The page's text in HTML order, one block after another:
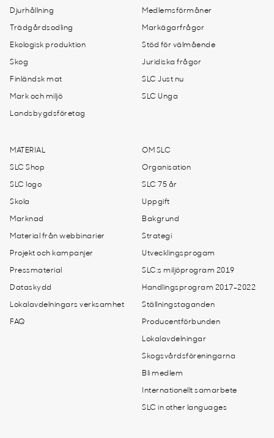
Djurhållning
Trädgårdsodling
Ekologisk produktion
Skog
Finländsk mat
Mark och miljö
Landsbygdsföretag
Medlemsförmåner
Markägarfrågor
Stöd för välmående
Juridiska frågor
SLC Just nu
SLC Unga
MATERIAL
SLC Shop
SLC logo
Skola
Marknad
Material från webbinarier
Projekt och kampanjer
Pressmaterial
Dataskydd
Lokalavdelningars verksamhet
FAQ
OM SLC
Organisation
SLC 75 år
Uppgift
Bakgrund
Strategi
Utvecklingsprogam
SLC:s miljöprogram 2019
Handlingsprogram 2017-2022
Ställningstaganden
Producentförbunden
Lokalavdelningar
Skogsvårdsföreningarna
Bli medlem
Internationellt samarbete
SLC in other languages